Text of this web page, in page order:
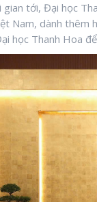
tới, Đại học
Nam, dành thêm
học Thanh Hoa